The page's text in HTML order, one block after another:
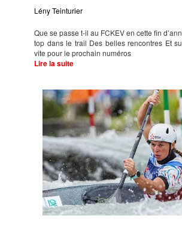
Lény Teinturier
Que se passe t-il au FCKEV en cette fin
top dans le trail Des belles rencontres Et
vite pour le prochain numéros
Lire la suite